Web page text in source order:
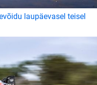
laupäevasel teisel